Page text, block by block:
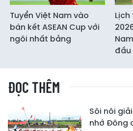
Tuyển Việt Nam vào
bán kết ASEAN Cup với
ngôi nhất bảng
Lịch
đầu
ĐỌC THÊM
Sôi nôi
nhớ Đông